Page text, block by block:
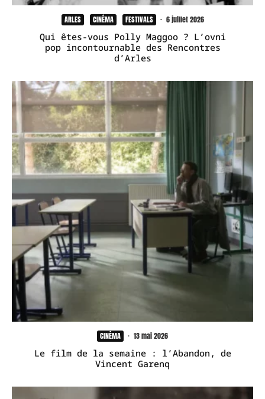
ARLES CINÉMA FESTIVALS · 6 juillet 2026
Qui êtes-vous Polly Maggoo ? L’ovni
pop incontournable des Rencontres
d’Arles
CINÉMA · 13 mai 2026
Le film de la semaine : l’Abandon, de
Vincent Garenq